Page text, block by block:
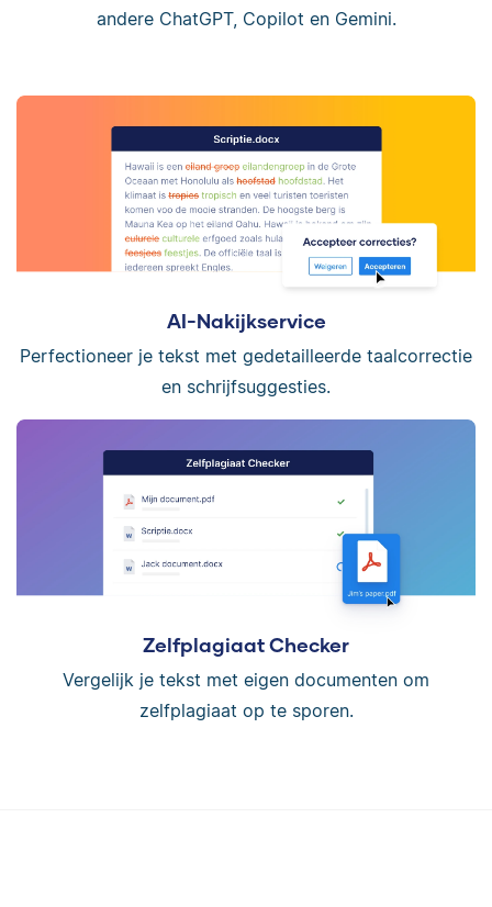
andere ChatGPT, Copilot en Gemini.
AI-Nakijkservice
Perfectioneer je tekst met gedetailleerde taalcorrectie
en schrijfsuggesties.
Zelfplagiaat Checker
Vergelijk je tekst met eigen documenten om
zelfplagiaat op te sporen.